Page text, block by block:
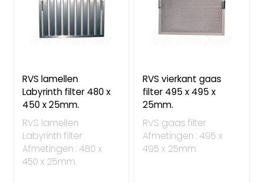
RVS lamellen
Labyrinth filter 480 x
450 x 25mm.
RVS lamellen
Labyrinth filter
Afmetingen : 480 x
450 x 25mm.
RVS vierkant gaas
filter 495 x 495 x
25mm.
RVS gaas filter
Afmetingen : 495 x
495 x 25mm.